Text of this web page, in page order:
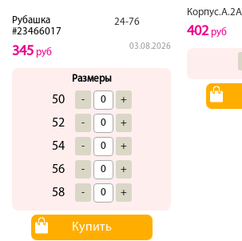
Рубашка
#23466017
24-76
03.08.2026
345 руб
Размеры
50 - +
52 - +
54 - +
56 - +
58 - +
Купить
402руб